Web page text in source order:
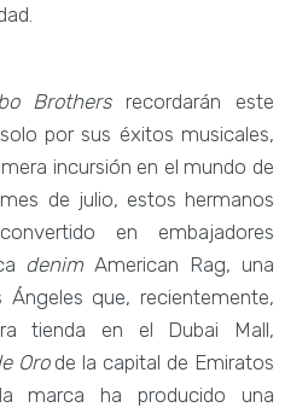
Brothersrecordarán este
por sus éxitos musicales,
incursión en el mundo de
de julio, estos hermanos
en embajadores
denim American Rag, una
que, recientemente,
tienda en el Dubai Mall,
Orode la capital de Emiratos
marca ha producido una